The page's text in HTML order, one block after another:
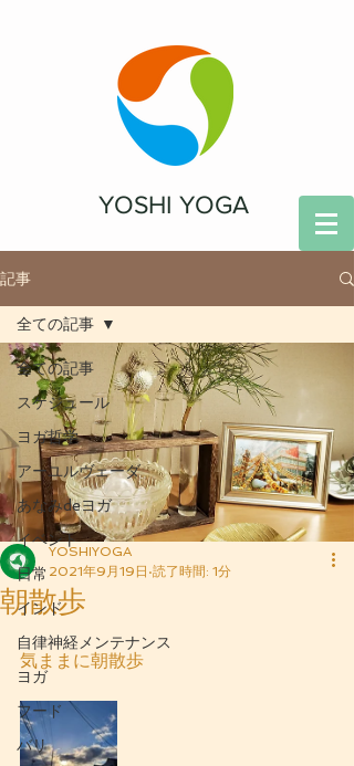
YOSHI YOGA
記事
全ての記事
スケジュール
ヨガ哲学
アーユルヴェーダ
あなみdeヨガ
イベント
日常
インド
自律神経メンテナンス
ヨガ
フード
バリ
全ての記事
朝散歩
YOSHIYOGA
2021年9月19日 読了時間: 1分
気ままに朝散歩